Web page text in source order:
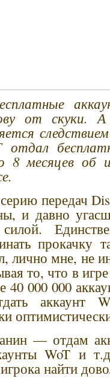
от скуки.
отдал
8 месяцев об
передач
и давно
прокачку
лично мне, не
то, что в
40 000 000
аккаунт
— отдам
WoT и
найти